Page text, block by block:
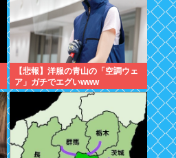
【悲報】洋服の青山の「空調ウェ
ア」ガチでエグいwww